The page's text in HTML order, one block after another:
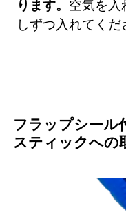
ります。 空気を入
しずつ入れてくだ
フラップシール
スティックへの